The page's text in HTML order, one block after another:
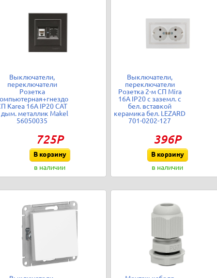
Выключатели,
переключатели
Розетка
Karea 16А IP20 CAT
дым. металлик Makel
56050035
725Р
В корзину
в наличии
Выключатели,
переключатели
Розетка 2-м СП Mira
16А IP20 с заземл. с
бел. вставкой
керамика бел. LEZARD
701-0202-127
396Р
В корзину
в наличии